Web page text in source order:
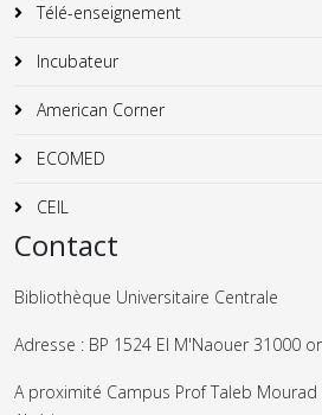
Télé-enseignement
Incubateur
American Corner
ECOMED
CEIL
Contact
Bibliothèque Universitaire Centrale
Adresse : BP 1524 El M'Naouer 31000
A proximité Campus Prof Taleb Mourad